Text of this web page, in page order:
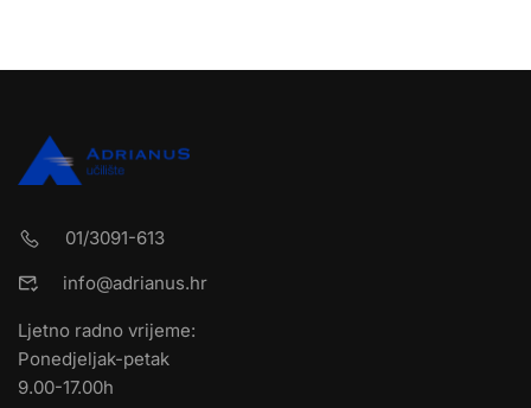
01/3091-613
info@adrianus.hr
Ljetno radno vrijeme:
Ponedjeljak-petak
9.00-17.00h